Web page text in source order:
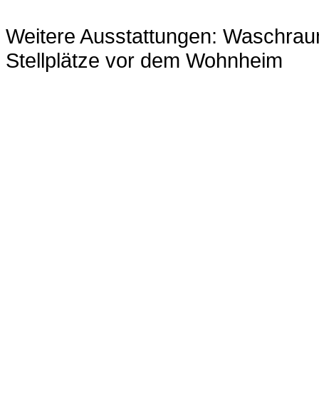
Weitere Ausstattungen:
Stellplätze vor dem Wohnheim